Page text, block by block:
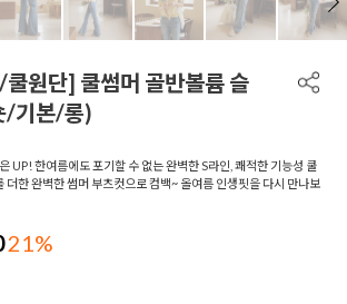
원단] 쿨썸머 골반볼륨 슬
/기본/롱)
UP! 한여름에도 포기할 수 없는 완벽한 S라인, 쾌적한 기능성 쿨
더한 완벽한 썸머 부츠컷으로 컴백~ 올여름 인생핏을 다시 만나보
21%